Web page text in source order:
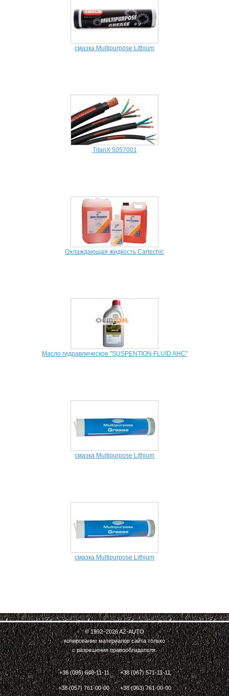
смазка Multipurpose Lithium
TitanX 5057001
Охлаждающая жидкость Cartechic
Масло гидравлическое "SUSPENTION FLUID AHC"
смазка Multipurpose Lithium
смазка Multipurpose Lithium
© 1992–2026AZ-AUTO
копирование материалов сайта только
с разрешения правообладателя.
+38 (095) 648-11-11 +38 (067) 571-11-11
+38 (057) 761-00-00 +38 (063) 761-00-00